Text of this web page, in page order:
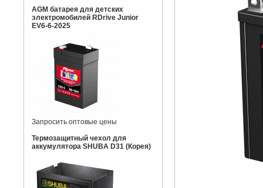
AGM батарея для детских
электромобилей RDrive Junior
EV6-6-2025
Запросить оптовые цены
Термозащитный чехол для
аккумулятора SHUBA D31 (Корея)